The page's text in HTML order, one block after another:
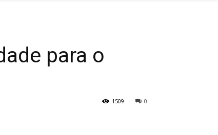
para o
0
1509